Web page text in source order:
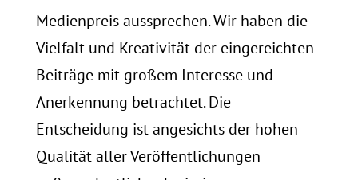
Medienpreis aussprechen. Wir haben die
Vielfalt und Kreativität der eingereichten
Beiträge mit großem Interesse und
Anerkennung betrachtet. Die
Entscheidung ist angesichts der hohen
Qualität aller Veröffentlichungen